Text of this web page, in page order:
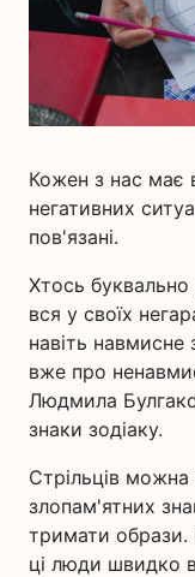
Кожен з нас має
негативних
пов'язані.
Хтось буквально
вся у своїх
навіть
вже про
Людмила
знаки зодіаку.
Стрільців
злопам'ятних
тримати образи.
ці люди швидко